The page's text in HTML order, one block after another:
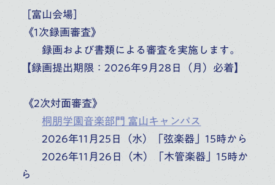
［富山会場］
《1次録画審査》
録画および書類による審査を実施します。
【録画提出期限：2026年9月28日（月）必着】
《2次対面審査》
桐朋学園音楽部門 富山キャンパス
2026年11月25日（水）「弦楽器」15時から
2026年11月26日（木）「木管楽器」15時か
ら